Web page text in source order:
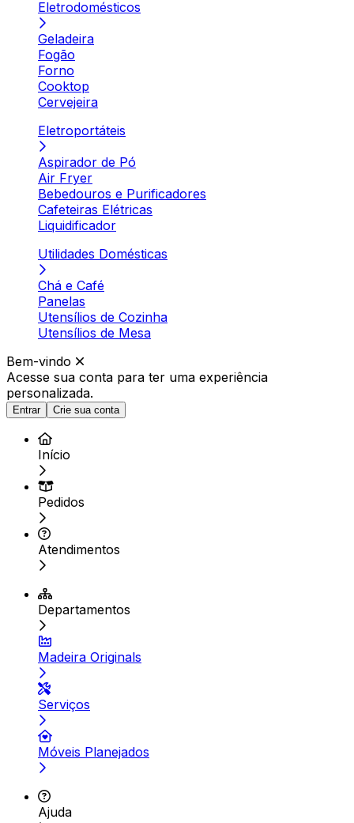
Eletrodomésticos
Geladeira
Fogão
Forno
Cooktop
Cervejeira
Eletroportáteis
Aspirador de Pó
Air Fryer
Bebedouros e Purificadores
Cafeteiras Elétricas
Liquidificador
Utilidades Domésticas
Chá e Café
Panelas
Utensílios de Cozinha
Utensílios de Mesa
Bem-vindo
Acesse sua conta para ter uma experiência
personalizada.
Entrar Crie sua conta
Início
Pedidos
Atendimentos
Departamentos
Madeira Originals
Serviços
Móveis Planejados
Ajuda